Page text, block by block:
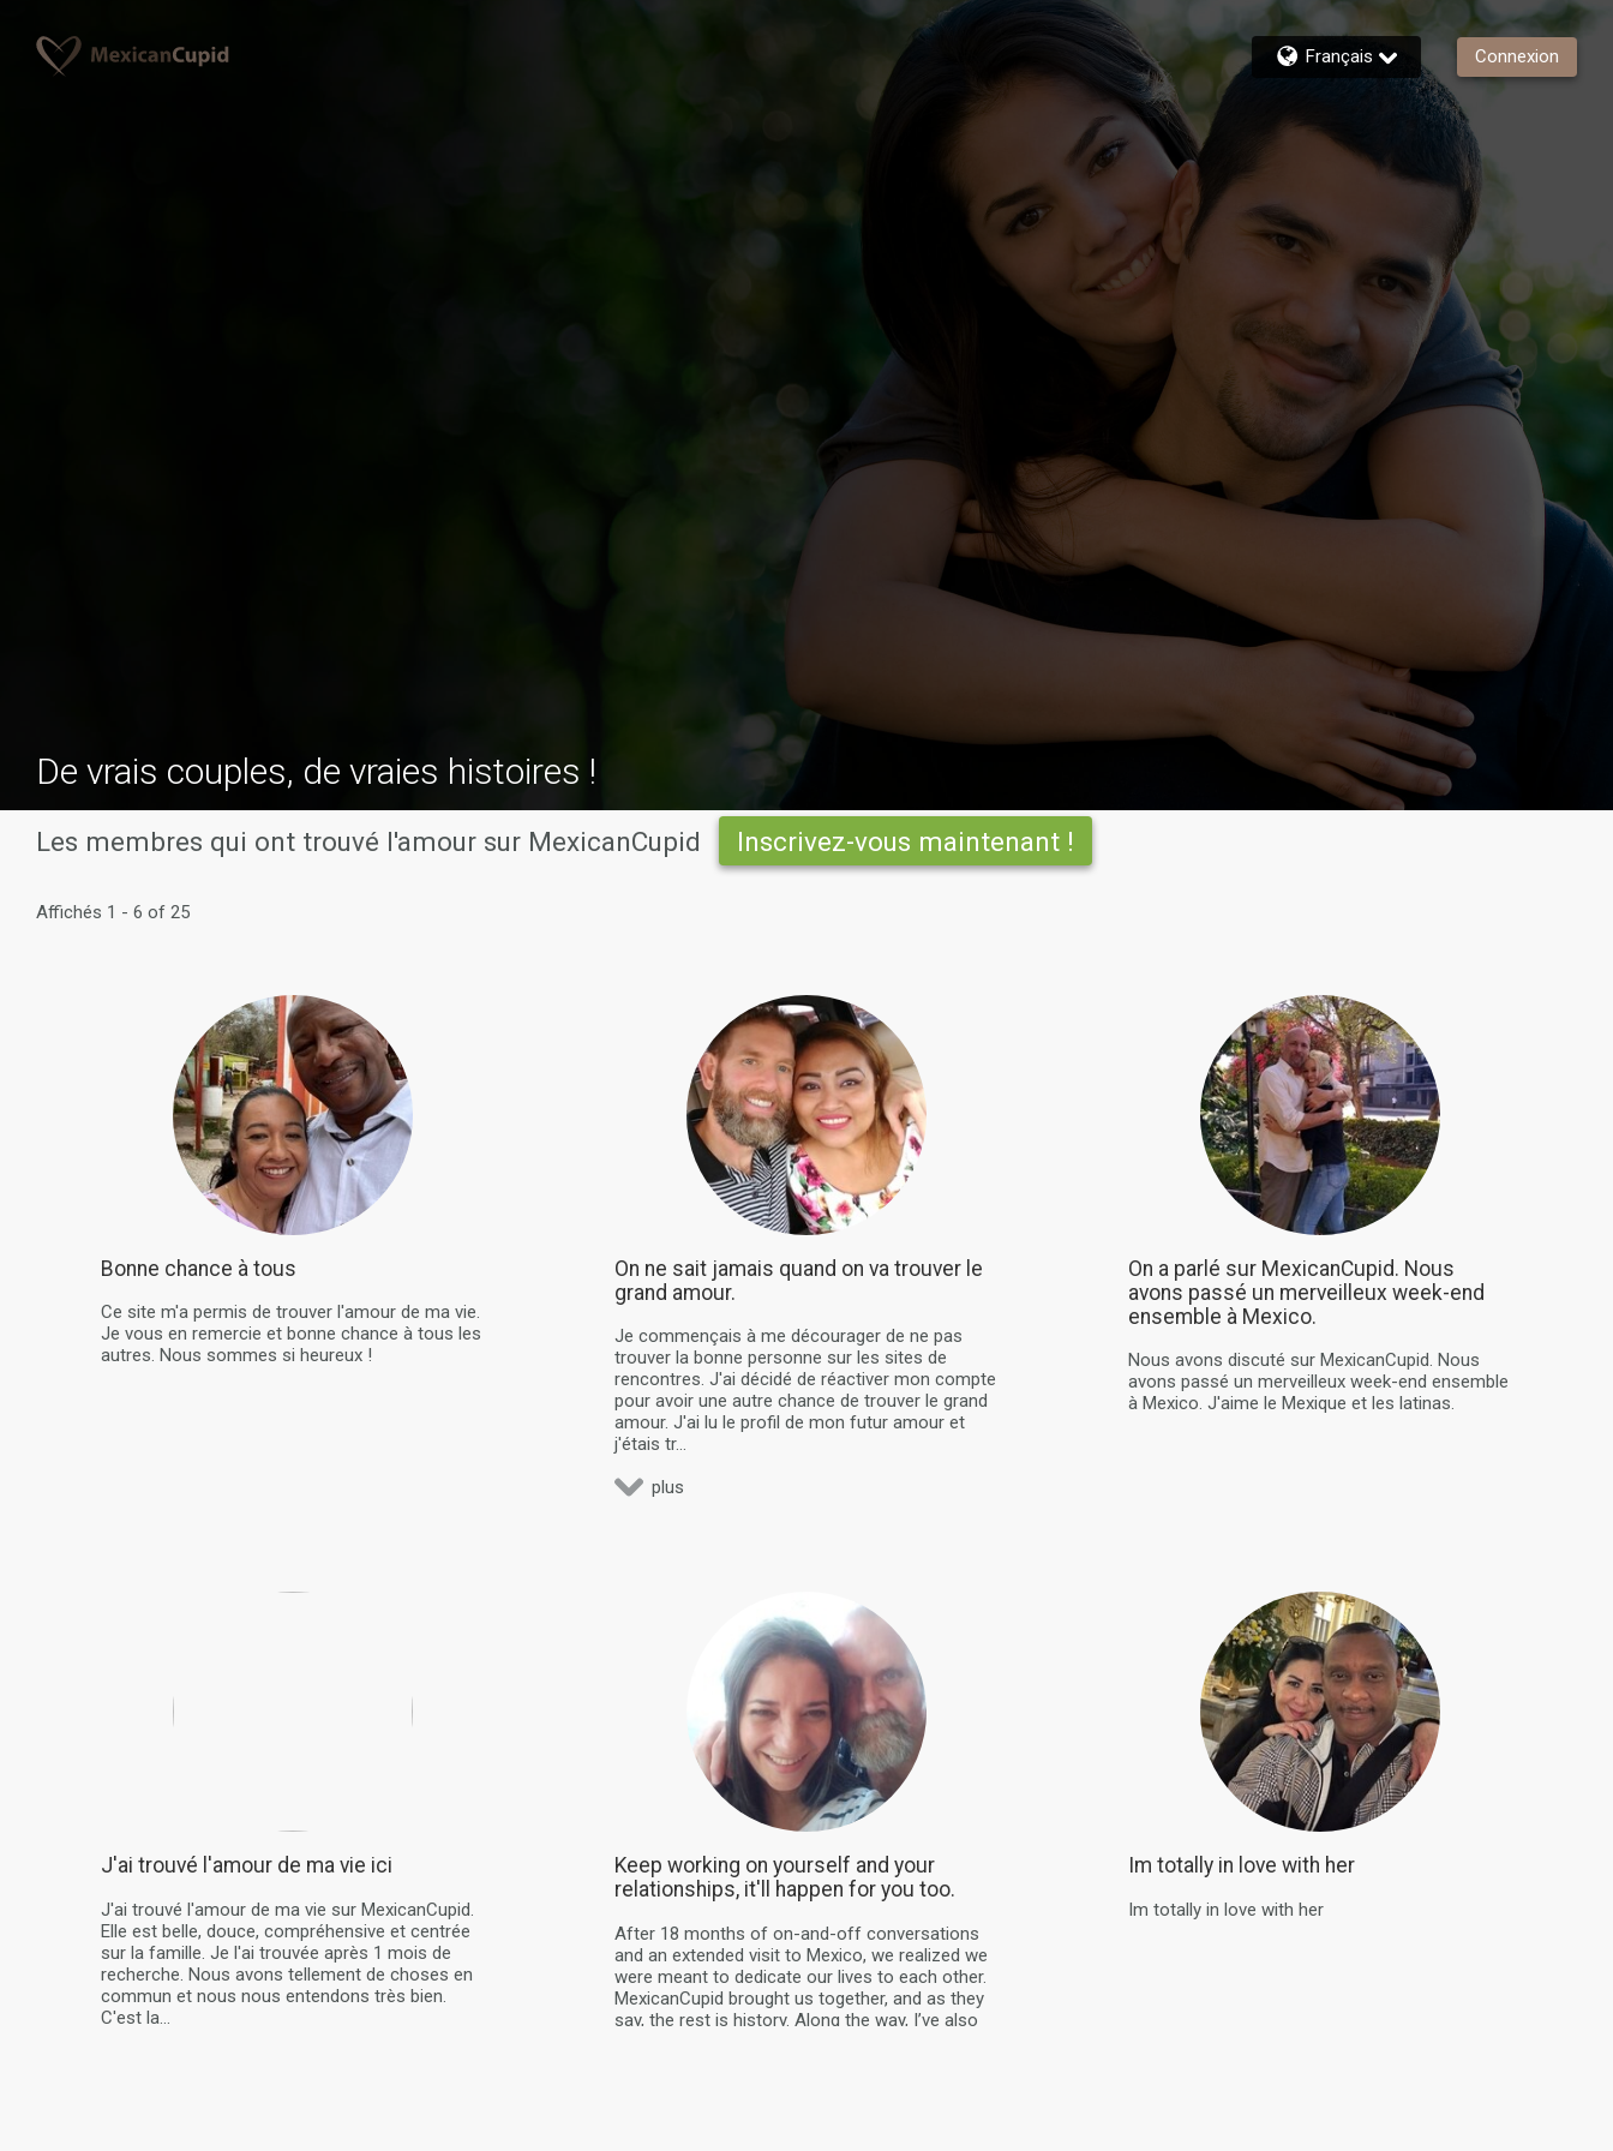
Français Connexion
De vrais couples, de vraies histoires !
Les membres qui ont trouvé l'amour sur MexicanCupid Inscrivez-vous maintenant !
Affichés 1 - 6 of 25
Bonne chance à tous
Ce site m'a permis de trouver l'amour de ma vie.
Je vous en remercie et bonne chance à tous les
autres. Nous sommes si heureux !
On ne sait jamais quand on va trouver le
grand amour.
Je commençais à me décourager de ne pas
trouver la bonne personne sur les sites de
rencontres. J'ai décidé de réactiver mon compte
pour avoir une autre chance de trouver le grand
amour. J'ai lu le profil de mon futur amour et
j'étais tr...
plus
On a parlé sur MexicanCupid. Nous
avons passé un merveilleux week-end
ensemble à Mexico.
Nous avons discuté sur MexicanCupid. Nous
avons passé un merveilleux week-end ensemble
à Mexico. J'aime le Mexique et les latinas.
J'ai trouvé l'amour de ma vie ici
J'ai trouvé l'amour de ma vie sur MexicanCupid.
Elle est belle, douce, compréhensive et centrée
sur la famille. Je l'ai trouvée après 1 mois de
recherche. Nous avons tellement de choses en
commun et nous nous entendons très bien.
C'est la...
Keep working on yourself and your
relationships, it'll happen for you too.
After 18 months of on-and-off conversations
and an extended visit to Mexico, we realized we
were meant to dedicate our lives to each other.
MexicanCupid brought us together, and as they
say, the rest is history. Along the way, I’ve also
Im totally in love with her
Im totally in love with her